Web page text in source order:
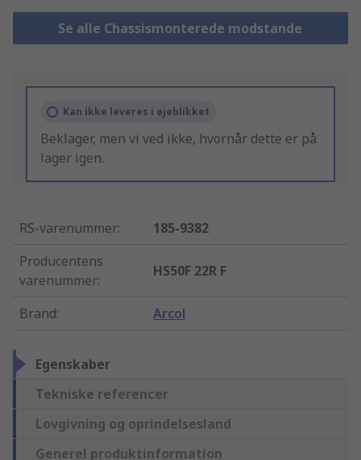
Se alle Chassismonterede modstande
Kan ikke leveres i øjeblikket
Beklager, men vi ved ikke, hvornår dette er på
lager igen.
RS-varenummer:
185-9382
Producentens
varenummer:
HS50F 22R F
Brand: Arcol
Egenskaber
Tekniske referencer
Lovgivning og oprindelsesland
Generel produktinformation